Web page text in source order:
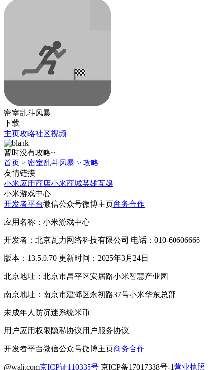
密室乱斗风暴
下载
主页攻略社区视频
暂时没有攻略~
首页 > 密室乱斗风暴 > 攻略
友情链接
小米应用商店小米商城英雄互娱
小米游戏中心
开发者平台微信公众号微博主页商务合作
应用名称：小米游戏中心
开发者：北京瓦力网络科技有限公司 电话：010-60606666
版本：13.5.0.70 更新时间：2025年3月24日
北京地址：北京市昌平区安居路小米智慧产业园
南京地址：南京市建邺区永初路37号小米华东总部
未成年人防沉迷系统米币
用户应用权限隐私协议用户服务协议
开发者平台微信公众号微博主页商务合作
@wali.com京ICP证110335号 京ICP备17017388号-1营业执照